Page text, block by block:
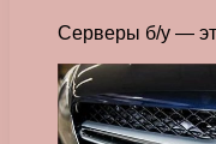
Серверы б/у —